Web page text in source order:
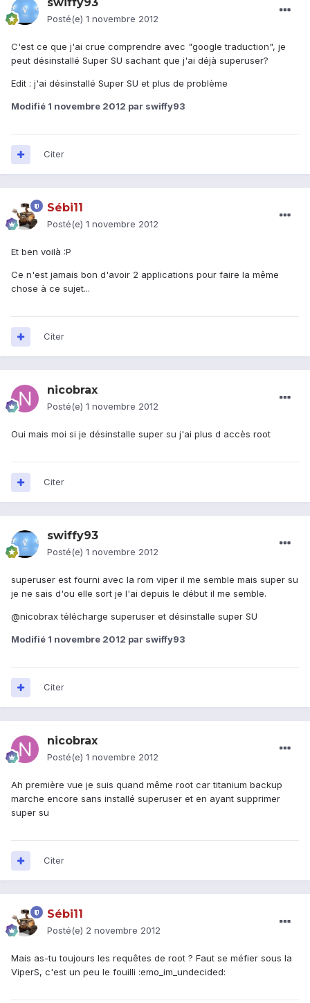
swiffy93
Posté(e) 1 novembre 2012
C'est ce que j'ai crue comprendre avec "google traduction", je
peut désinstallé Super SU sachant que j'ai déjà superuser?
Edit : j'ai désinstallé Super SU et plus de problème
Modifié 1 novembre 2012 par swiffy93
Citer
Sébi11
Posté(e) 1 novembre 2012
Et ben voilà :P
Ce n'est jamais bon d'avoir 2 applications pour faire la même
chose à ce sujet...
Citer
nicobrax
Posté(e) 1 novembre 2012
Oui mais moi si je désinstalle super su j'ai plus d accès root
Citer
swiffy93
Posté(e) 1 novembre 2012
superuser est fourni avec la rom viper il me semble mais super su
je ne sais d'ou elle sort je l'ai depuis le début il me semble.
@nicobrax télécharge superuser et désinstalle super SU
Modifié 1 novembre 2012 par swiffy93
Citer
nicobrax
Posté(e) 1 novembre 2012
Ah première vue je suis quand même root car titanium backup
marche encore sans installé superuser et en ayant supprimer
super su
Citer
Sébi11
Posté(e) 2 novembre 2012
Mais as-tu toujours les requêtes de root ? Faut se méfier sous la
ViperS, c'est un peu le fouilli :emo_im_undecided: